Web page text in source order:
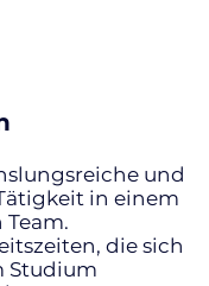
und
in einem
die sich
Studium